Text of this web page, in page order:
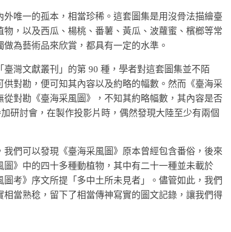
唯一的孤本，相當珍稀。這套圖集是用沒骨法描繪臺
，以及西瓜、楊桃、番薯、黃瓜、波蘿蜜、檳榔等常
為藝術品來欣賞，都具有一定的水準。
灣文獻叢刊」的第 90 種，學者對這套圖集並不陌
對勘，便可知其內容以及約略的幅數。然而《臺海采
對勘《臺海采風圖》，不知其約略幅數，其內容是否
研討會，在製作投影片時，偶然發現大陸至少有兩個
們可以發現《臺海采風圖》原本曾經包含番俗，後來
》中的四十多種動植物，其中有二十一種並未載於
考》序文所提「多中土所未見者」。儘管如此，我們
當熟稔，留下了相當傳神寫實的圖文記錄，讓我們得